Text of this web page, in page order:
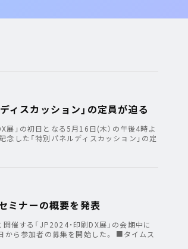
ィスカッション」の定員が迫る
展」の初日となる5月16日(木）の午後4時よ
した「特別パネルディスカッション」の定
ミナーの概要を発表
催する「JP2024・印刷DX展」の会期中に
から参加者の募集を開始した。 ■タイムス